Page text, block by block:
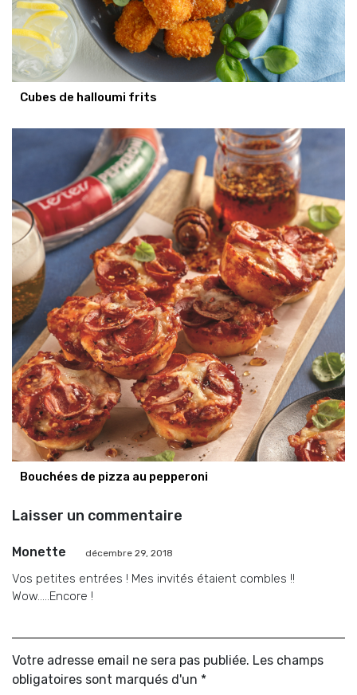
Cubes de halloumi frits
Bouchées de pizza au pepperoni
Laisser un commentaire
Monette décembre 29, 2018
Vos petites entrées ! Mes invités étaient combles !!
Wow…..Encore !
Votre adresse email ne sera pas publiée. Les champs
obligatoires sont marqués d'un *